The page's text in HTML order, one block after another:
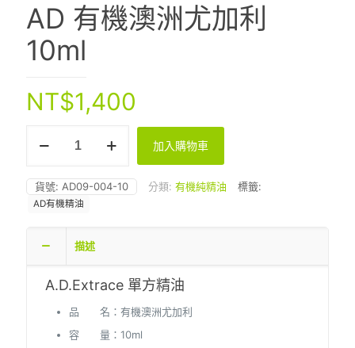
AD 有機澳洲尤加利
10ml
NT$1,400
澳
洲
尤
數
加入購物車
貨號: AD09-004-10 分類: 有機純精油 標籤:
AD有機精油
描述
A.D.Extrace 單方精油
品 名：有機澳洲尤加利
容 量：10ml